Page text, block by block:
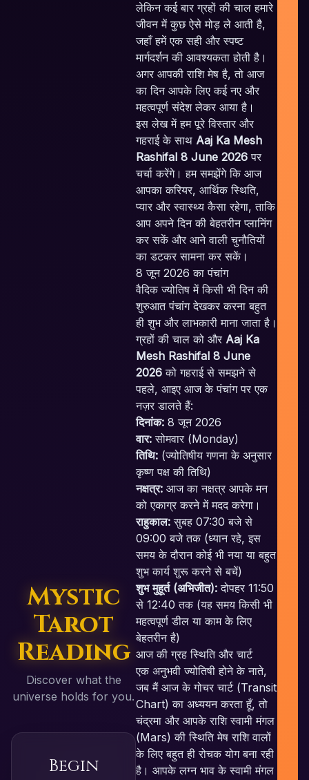
Mystic
Tarot
Reading
Discover what the
universe holds for you.
Begin
लेकिन कई बार ग्रहों की चाल हमारे
जीवन में कुछ ऐसे मोड़ ले आती है,
जहाँ हमें एक सही और स्पष्ट
मार्गदर्शन की आवश्यकता होती है।
अगर आपकी राशि मेष है, तो आज
का दिन आपके लिए कई नए और
महत्वपूर्ण संदेश लेकर आया है।
इस लेख में हम पूरे विस्तार और
गहराई के साथ Aaj Ka Mesh
Rashifal 8 June 2026 पर
चर्चा करेंगे। हम समझेंगे कि आज
आपका करियर, आर्थिक स्थिति,
प्यार और स्वास्थ्य कैसा रहेगा, ताकि
आप अपने दिन की बेहतरीन प्लानिंग
कर सकें और आने वाली चुनौतियों
का डटकर सामना कर सकें।
8 जून 2026 का पंचांग
वैदिक ज्योतिष में किसी भी दिन की
शुरुआत पंचांग देखकर करना बहुत
ही शुभ और लाभकारी माना जाता है।
ग्रहों की चाल को और Aaj Ka
Mesh Rashifal 8 June
2026 को गहराई से समझने से
पहले, आइए आज के पंचांग पर एक
नज़र डालते हैं:
दिनांक: 8 जून 2026
वार: सोमवार (Monday)
तिथि: (ज्योतिषीय गणना के अनुसार
कृष्ण पक्ष की तिथि)
नक्षत्र: आज का नक्षत्र आपके मन
को एकाग्र करने में मदद करेगा।
राहुकाल: सुबह 07:30 बजे से
09:00 बजे तक (ध्यान रहे, इस
समय के दौरान कोई भी नया या बहुत
शुभ कार्य शुरू करने से बचें)
शुभ मुहूर्त (अभिजीत): दोपहर 11:50
से 12:40 तक (यह समय किसी भी
महत्वपूर्ण डील या काम के लिए
बेहतरीन है)
आज की ग्रह स्थिति और चार्ट
एक अनुभवी ज्योतिषी होने के नाते,
जब मैं आज के गोचर चार्ट (Transit
Chart) का अध्ययन करता हूँ, तो
चंद्रमा और आपके राशि स्वामी मंगल
(Mars) की स्थिति मेष राशि वालों
के लिए बहुत ही रोचक योग बना रही
है। आपके लग्न भाव के स्वामी मंगल